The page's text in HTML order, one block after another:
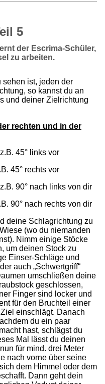
5
der Escrima-Schüler,
zu arbeiten.
ist, jeden der
so kannst du an
und deiner Zielrichtung
rechten und in der
45° links vor
45° rechts vor
90° nach links von dir
90° nach rechts von dir
deine Schlagrichtung zu
(wo du niemanden
Nimm einige Stöcke
um deinen Stock zu
Einser-Schläge und
auch „Schwertgriff“
umschließen deine
geschlossen,
Finger sind locker und
für den Bruchteil einer
einschlägt. Danach
du ein paar
hast, schlägst du
Mal lässt du deinen
für mind. drei Meter
nach vorne über seine
dem Himmel oder dem
Dann geht dein